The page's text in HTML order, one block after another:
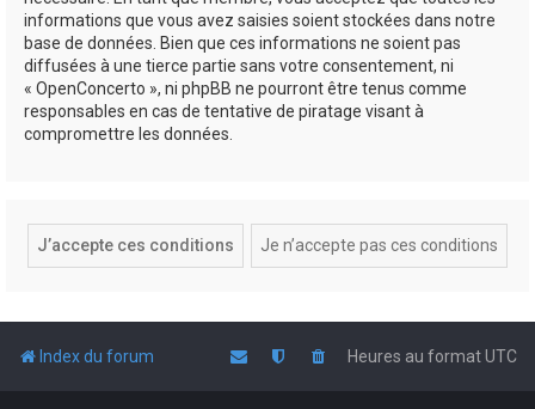
informations que vous avez saisies soient stockées dans notre
base de données. Bien que ces informations ne soient pas
diffusées à une tierce partie sans votre consentement, ni
« OpenConcerto », ni phpBB ne pourront être tenus comme
responsables en cas de tentative de piratage visant à
compromettre les données.
Index du forum Heures au formatUTC